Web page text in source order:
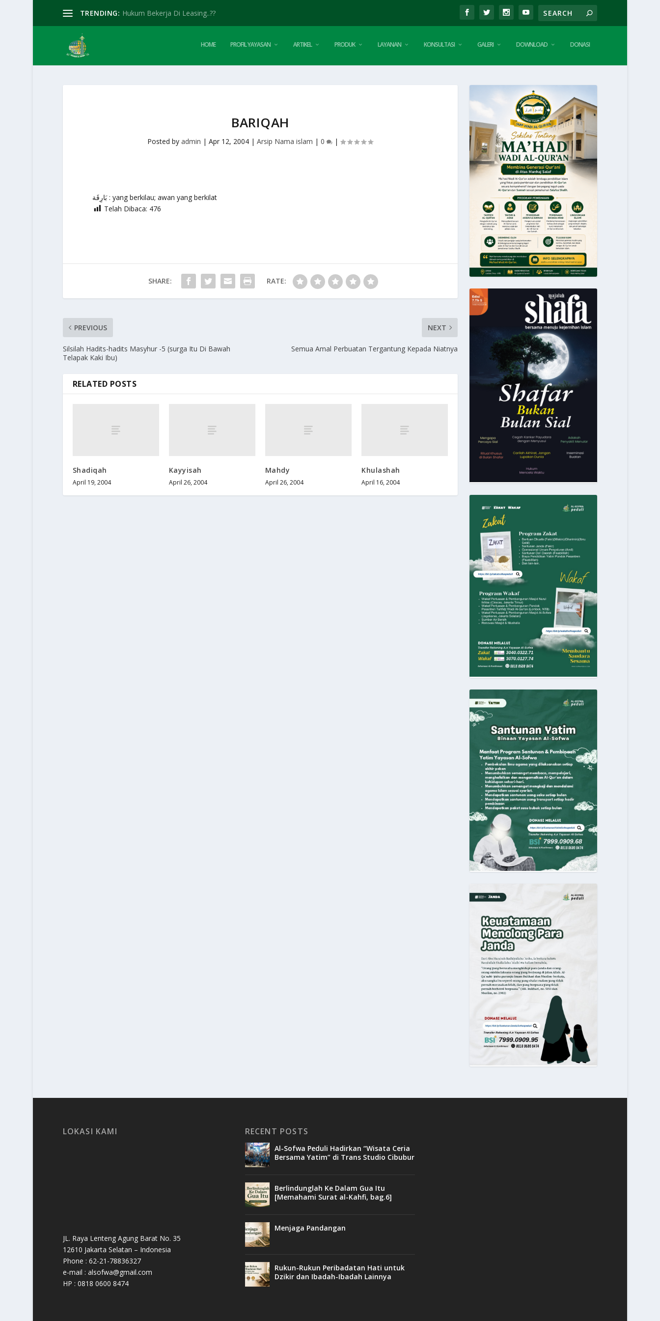
TRENDING: Hukum Bekerja Di Leasing..??
HOME PROFIL YAYASAN ARTIKEL PRODUK LAYANAN KONSULTASI GALERI DOWNLOAD DONASI
BARIQAH
Posted byadmin |Apr 12, 2004 |Arsip Nama islam |0 |
بَارِقَة : yang berkilau; awan yang berkilat
Telah Dibaca: 476
SHARE: RATE:
PREVIOUS
Silsilah Hadits-hadits Masyhur -5 (surga Itu Di Bawah
Telapak Kaki Ibu)
NEXT
Semua Amal Perbuatan Tergantung Kepada Niatnya
RELATED POSTS
Shadiqah
April 19, 2004
Kayyisah
April 26, 2004
Mahdy
April 26, 2004
Khulashah
April 16, 2004
LOKASI KAMI
JL. Raya Lenteng Agung Barat No. 35
12610 Jakarta Selatan – Indonesia
Phone : 62-21-78836327
e-mail : alsofwa@gmail.com
HP : 0818 0600 8474
RECENT POSTS
Al-Sofwa Peduli Hadirkan “Wisata Ceria
Bersama Yatim” di Trans Studio Cibubur
Berlindunglah Ke Dalam Gua Itu
[Memahami Surat al-Kahfi, bag.6]
Menjaga Pandangan
Rukun-Rukun Peribadatan Hati untuk
Dzikir dan Ibadah-Ibadah Lainnya